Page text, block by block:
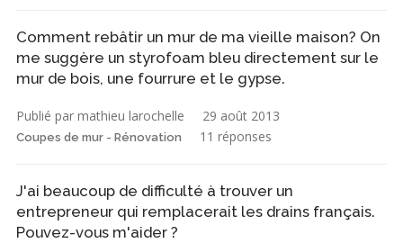
Comment rebâtir un mur de ma vieille maison? On
me suggère un styrofoam bleu directement sur le
mur de bois, une fourrure et le gypse.
Publié par mathieu larochelle 29 août 2013
Coupes de mur - Rénovation 11 réponses
J'ai beaucoup de difficulté à trouver un
entrepreneur qui remplacerait les drains français.
Pouvez-vous m'aider ?